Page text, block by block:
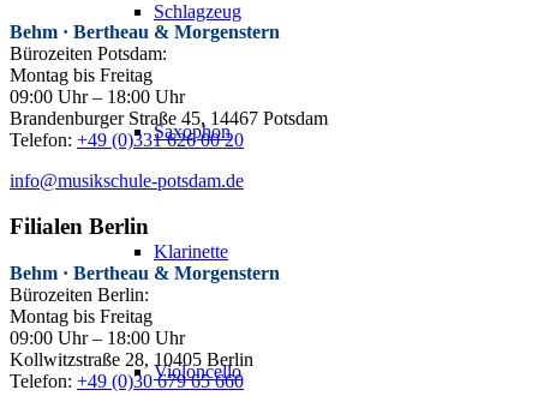
Schlagzeug
Saxophon
Klarinette
Violoncello
Behm · Bertheau & Morgenstern
Bürozeiten Potsdam:
Montag bis Freitag
09:00 Uhr – 18:00 Uhr
Brandenburger Straße 45, 14467 Potsdam
Telefon: +49 (0)331 626 00 20
info@musikschule-potsdam.de
Filialen Berlin
Behm · Bertheau & Morgenstern
Bürozeiten Berlin:
Montag bis Freitag
09:00 Uhr – 18:00 Uhr
Kollwitzstraße 28, 10405 Berlin
Telefon: +49 (0)30 679 65 660